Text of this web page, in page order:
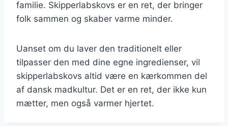
familie. Skipperlabskovs er en ret, der bringer
folk sammen og skaber varme minder.
Uanset om du laver den traditionelt eller
tilpasser den med dine egne ingredienser, vil
skipperlabskovs altid være en kærkommen del
af dansk madkultur. Det er en ret, der ikke kun
mætter, men også varmer hjertet.